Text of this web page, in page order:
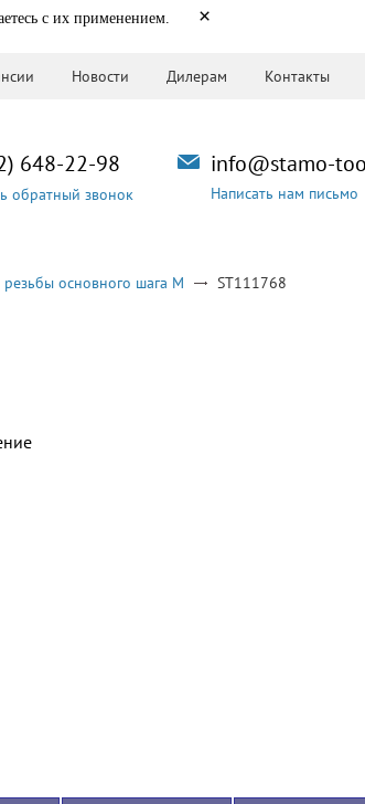
с их применением. ×
Новости Дилерам Контакты
info@stamo-
Написать нам письмо
648-22-98
обратный звонок
основного шага M ST111768